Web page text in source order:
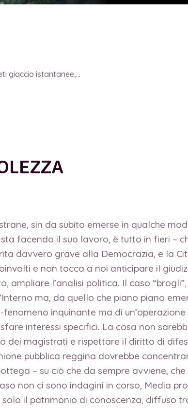
giaccio istantanee,...
sin da subito emerse in qualche
facendo il suo lavoro, è tutto in fieri –
davvero grave alla Democrazia, e la
e non tocca a noi anticipare il
l’analisi politica. Il caso
ma, da quello che piano piano
inquinante ma di
interessi specifici. La cosa non
dei magistrati e rispettare il diritto di
pubblica reggina dovrebbe
– su ciò che da sempre avviene, che
non ci sono indagini in corso, Media
il patrimonio di conoscenza, diffuso